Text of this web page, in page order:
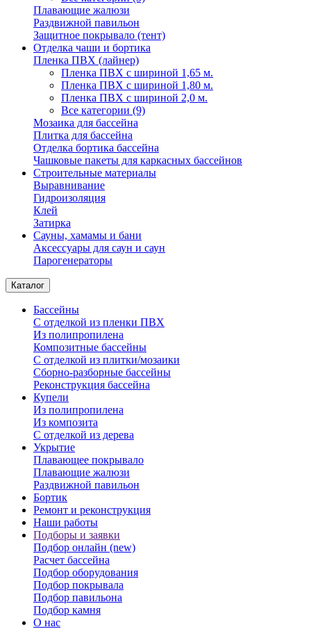
Плавающие жалюзи
Раздвижной павильон
Защитное покрывало (тент)
Отделка чаши и бортика
Пленка ПВХ (лайнер)
Пленка ПВХ с шириной 1,65 м.
Пленка ПВХ с шириной 1,80 м.
Пленка ПВХ с шириной 2,0 м.
Все категории (9)
Мозаика для бассейна
Плитка для бассейна
Отделка бортика бассейна
Чашковые пакеты для каркасных бассейнов
Строительные материалы
Выравнивание
Гидроизоляция
Клей
Затирка
Сауны, хамамы и бани
Аксессуары для саун и саун
Парогенераторы
Каталог
Бассейны
С отделкой из пленки ПВХ
Из полипропилена
Композитные бассейны
С отделкой из плитки/мозаики
Сборно-разборные бассейны
Реконструкция бассейна
Купели
Из полипропилена
Из композита
С отделкой из дерева
Укрытие
Плавающее покрывало
Плавающие жалюзи
Раздвижной павильон
Бортик
Ремонт и реконструкция
Наши работы
Подборы и заявки
Подбор онлайн (new)
Расчет бассейна
Подбор оборудования
Подбор покрывала
Подбор павильона
Подбор камня
О нас